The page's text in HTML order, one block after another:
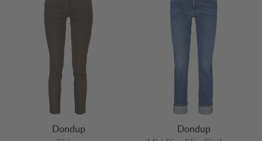
Dondup
Dondup